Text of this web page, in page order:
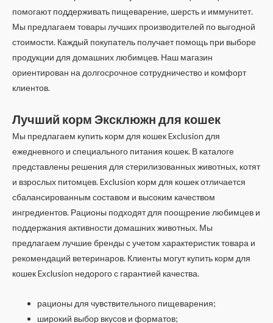
помогают поддерживать пищеварение, шерсть и иммунитет.
Мы предлагаем товары лучших производителей по выгодной
стоимости. Каждый покупатель получает помощь при выборе
продукции для домашних любимцев. Наш магазин
ориентирован на долгосрочное сотрудничество и комфорт
клиентов.
Лучший корм Эксклюжн для кошек
Мы предлагаем купить корм для кошек Exclusion для
ежедневного и специального питания кошек. В каталоге
представлены решения для стерилизованных животных, котят
и взрослых питомцев. Exclusion корм для кошек отличается
сбалансированным составом и высоким качеством
ингредиентов. Рационы подходят для поощрение любимцев и
поддержания активности домашних животных. Мы
предлагаем лучшие бренды с учетом характеристик товара и
рекомендаций ветеринаров. Клиенты могут купить корм для
кошек Exclusion недорого с гарантией качества.
рационы для чувствительного пищеварения;
широкий выбор вкусов и форматов;